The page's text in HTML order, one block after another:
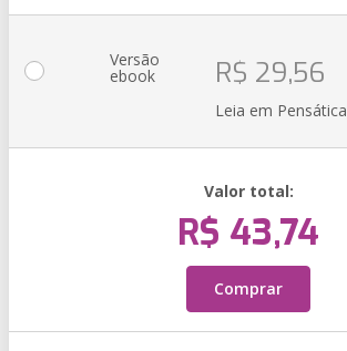
Versão
ebook R$ 29,56
Leia em Pensática
Valor total:
R$ 43,74
Comprar